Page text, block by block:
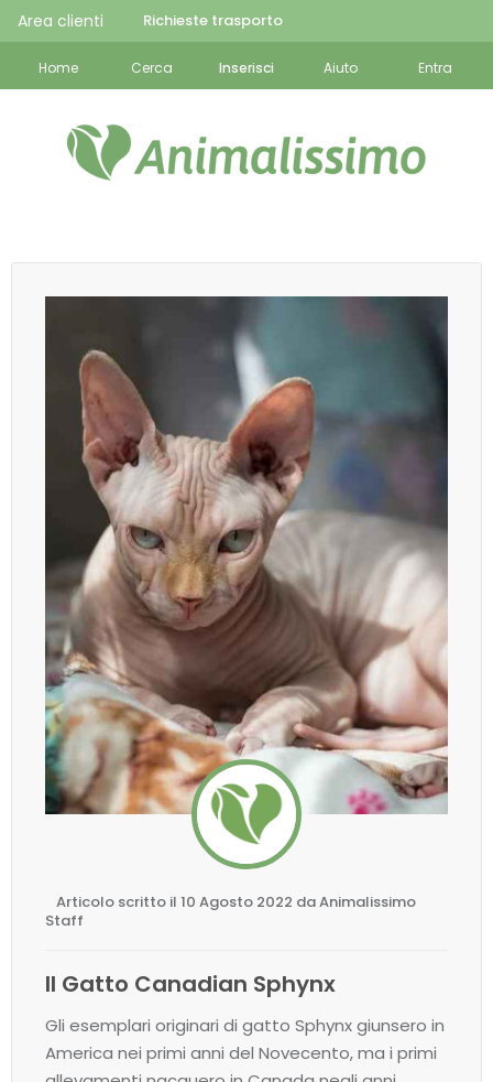
Area clienti Richieste trasporto
Home Cerca Inserisci Aiuto Entra
Articolo scritto il 10 Agosto 2022 da Animalissimo
Staff
Il Gatto Canadian Sphynx
Gli esemplari originari di gatto Sphynx giunsero in
America nei primi anni del Novecento, ma i primi